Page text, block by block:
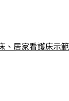
、居家看護床示範